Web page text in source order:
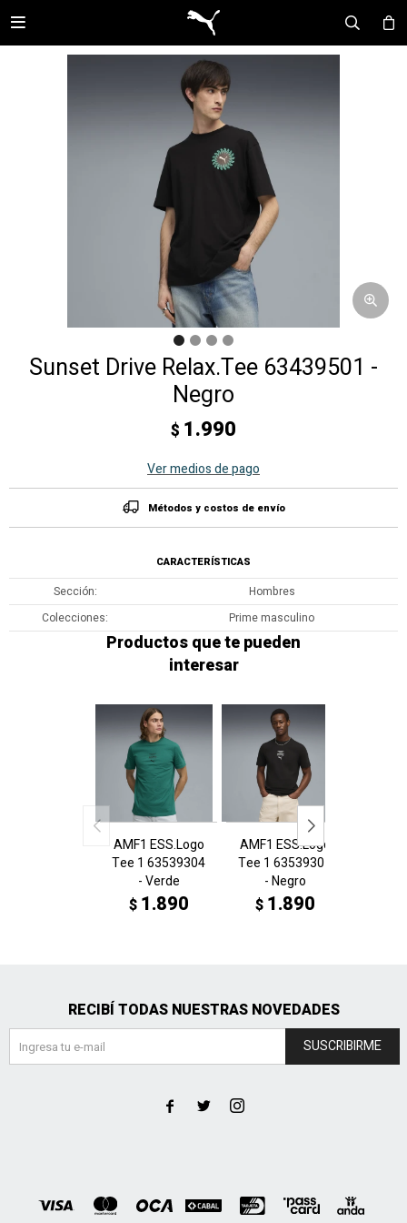

Sunset Drive Relax.Tee 63439501 -
Negro
$ 1.990
Ver medios de pago
Métodos y costos de envío
CARACTERÍSTICAS
Sección
Hombres
Colecciones
Prime masculino
Productos que te pueden
interesar
AMF1 ESS.Logo
Tee 1 63539304
- Verde
$ 1.890
AMF1 ESS.Logo
Tee 1 63539301
- Negro
$ 1.890
RECIBÍ TODAS NUESTRAS NOVEDADES
SUSCRIBIRME
  